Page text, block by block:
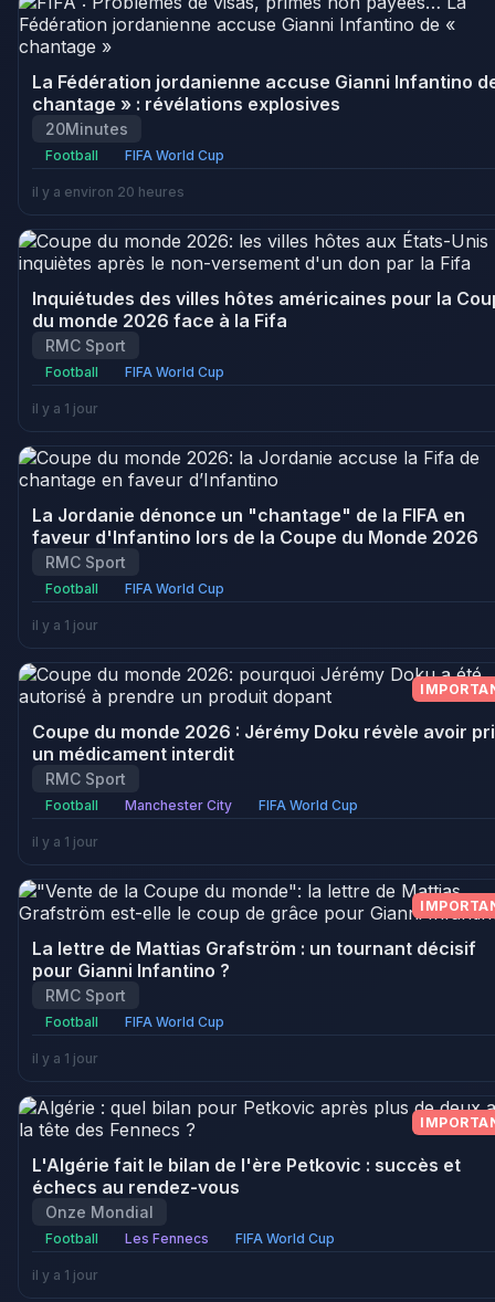
La Fédération jordanienne accuse Gianni Infantino
chantage » : révélations explosives
20Minutes
Football FIFA World Cup
il y a environ 20 heures
Inquiétudes des villes hôtes américaines pour la
du monde 2026 face à la Fifa
RMC Sport
Football FIFA World Cup
il y a 1 jour
La Jordanie dénonce un "chantage" de la FIFA en
faveur d'Infantino lors de la Coupe du Monde 2026
RMC Sport
Football FIFA World Cup
il y a 1 jour
Coupe du monde 2026 : Jérémy Doku révèle avoir
un médicament interdit
RMC Sport
Football Manchester City FIFA World Cup
il y a 1 jour
La lettre de Mattias Grafström : un tournant décisif
pour Gianni Infantino ?
RMC Sport
Football FIFA World Cup
il y a 1 jour
L'Algérie fait le bilan de l'ère Petkovic : succès et
échecs au rendez-vous
Onze Mondial
Football Les Fennecs FIFA World Cup
il y a 1 jour